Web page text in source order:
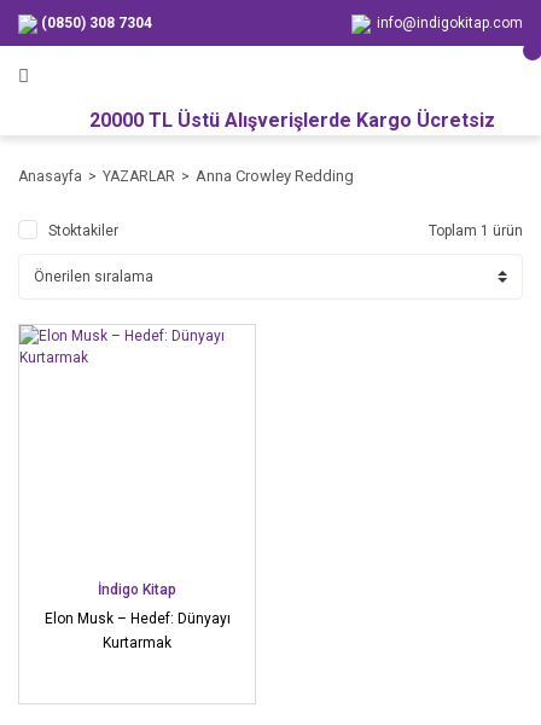
(0850) 308 7304 info@indigokitap.com
20000 TL Üstü Alışverişlerde Kargo Ücretsiz
Anasayfa YAZARLAR Anna Crowley Redding
Stoktakiler Toplam 1 ürün
İndigo Kitap
Elon Musk – Hedef: Dünyayı
Kurtarmak